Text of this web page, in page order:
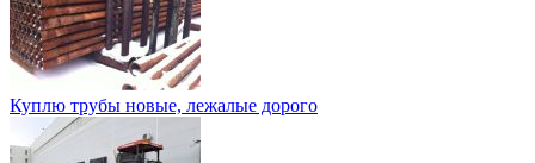
Куплю трубы новые, лежалые дорого